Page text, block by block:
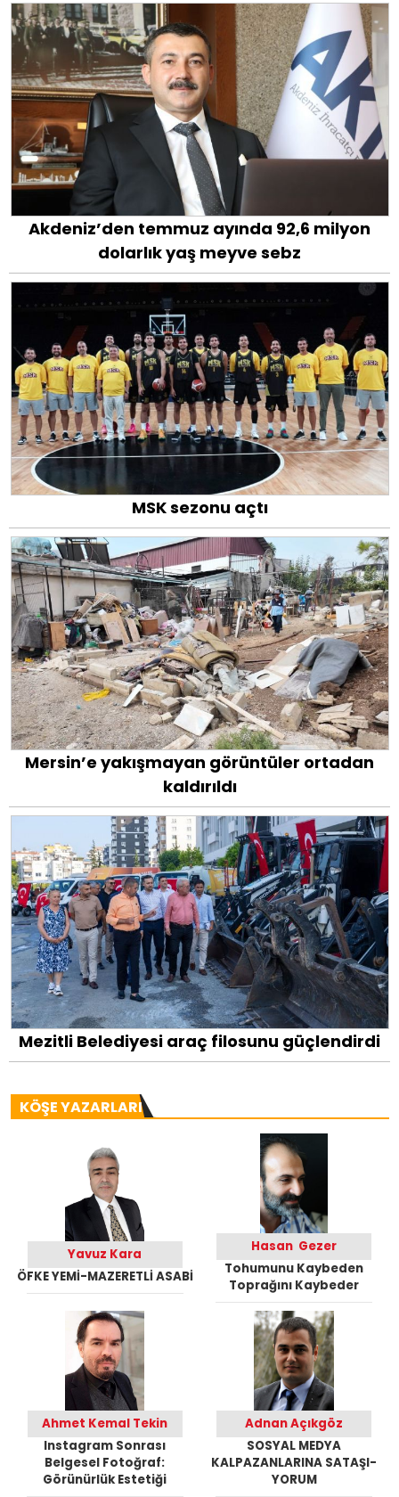
Akdeniz’den temmuz ayında 92,6 milyon
dolarlık yaş meyve sebz
MSK sezonu açtı
Mersin’e yakışmayan görüntüler ortadan
kaldırıldı
Mezitli Belediyesi araç filosunu güçlendirdi
KÖŞE YAZARLARI
Yavuz Kara
ÖFKE YEMİ-MAZERETLİ ASABİ
Hasan Gezer
Tohumunu Kaybeden
Toprağını Kaybeder
Ahmet Kemal Tekin
Instagram Sonrası
Belgesel Fotoğraf:
Görünürlük Estetiği
Adnan Açıkgöz
SOSYAL MEDYA
KALPAZANLARINA SATAŞI-
YORUM